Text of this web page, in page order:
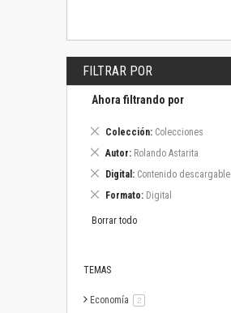
FILTRAR POR
Ahora filtrando por
Colección Colecciones
Eliminar
artículo
Autor Rolando Astarita
Eliminar
artículo
Digital Contenido descargable
Eliminar
artículo
Formato Digital
Eliminar
artículo
Borrar todo
TEMAS
Economía 2artículo